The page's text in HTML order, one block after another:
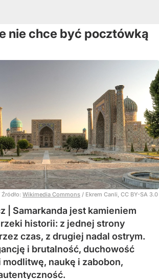
nie chce być pocztówką
Źródło: Wikimedia Commons / Ekrem Canli, CC BY-SA 3.0
| Samarkanda jest kamieniem
historii: z jednej strony
czas, z drugiej nadal ostrym.
i brutalność, duchowość
modlitwę, naukę i zabobon,